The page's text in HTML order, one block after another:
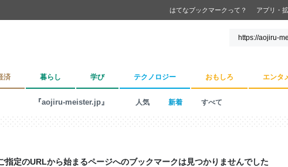
はてなブックマークって？ アプリ・
済 暮らし 学び テクノロジー おもしろ エンタ
『aojiru-meister.jp』 人気 新着 すべて
指定のURLから始まるページへのブックマークは見つかりませんでした